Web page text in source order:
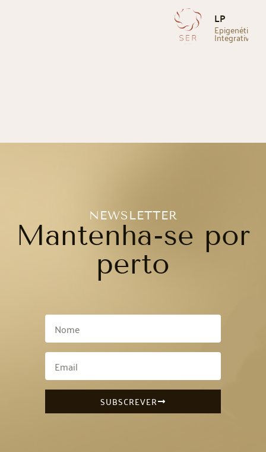
LP
Epigenética
Integrativa
NEWSLETTER
Mantenha-se por
perto
SUBSCREVER